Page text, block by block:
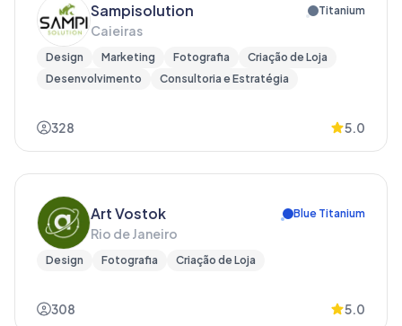
Sampisolution Titanium
Caieiras
Design Marketing Fotografia
Criação de Loja
Desenvolvimento
Consultoria e Estratégia
328 5.0
Art Vostok Blue Titanium
Rio de Janeiro
Design Fotografia Criação de Loja
308 5.0